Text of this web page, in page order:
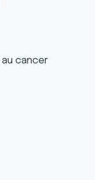
cancer